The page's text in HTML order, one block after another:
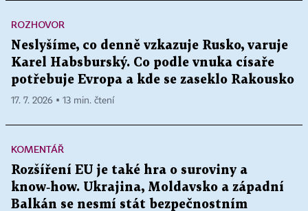
ROZHOVOR
Neslyšíme, co denně vzkazuje Rusko, varuje
Karel Habsburský. Co podle vnuka císaře
potřebuje Evropa a kde se zaseklo Rakousko
17. 7. 2026 ▪ 13 min. čtení
KOMENTÁŘ
Rozšíření EU je také hra o suroviny a
know‑how. Ukrajina, Moldavsko a západní
Balkán se nesmí stát bezpečnostním